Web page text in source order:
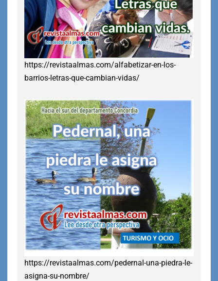
https://revistaalmas.com/alfabetizar-en-los-
barrios-letras-que-cambian-vidas/
https://revistaalmas.com/pedernal-una-piedra-le-
asigna-su-nombre/